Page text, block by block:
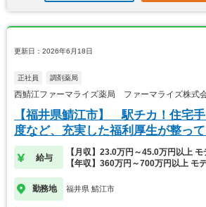
更新日：2026年6月18日
正社員 調剤薬局
西鯖江ファーマライズ薬局 ファーマライズ株式
【福井県鯖江市】 駅チカ！住宅
度など、充実した福利厚生が整って
給与
【月収】23.0万円～45.0万円以上 モ
【年収】360万円～700万円以上 モ
勤務地 福井県 鯖江市